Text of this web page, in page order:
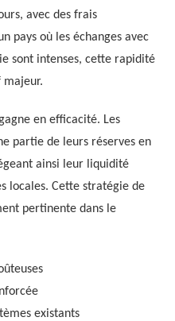
avec des frais
pays où les échanges avec
sont intenses, cette rapidité
majeur.
en efficacité. Les
partie de leurs réserves en
ainsi leur liquidité
locales. Cette stratégie de
pertinente dans le
existants